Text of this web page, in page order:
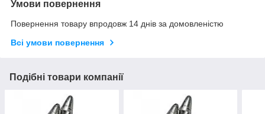
Умови повернення
Повернення товару впродовж 14 днів за домовленістю
Всі умови повернення
Подібні товари компанії